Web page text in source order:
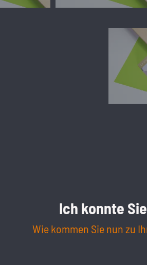
Ich konnte
Wie kommen Sie nun zu